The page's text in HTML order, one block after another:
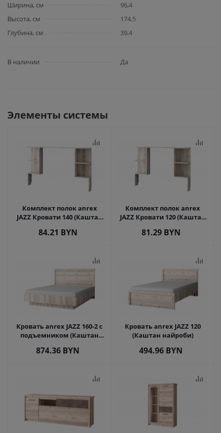
Ширина, см
96,4
Высота, см
174,5
Глубина, см
39,4
В наличии Да
Элементы системы
Комплект полок anrex
JAZZ Кровати 140 (Каштан
84.21 BYN
Комплект полок anrex
JAZZ Кровати 120 (Каштан
81.29BYN
Кровать anrex JAZZ 160-2 с
подъемником (Каштан
874.36 BYN
Кровать anrex JAZZ 120
(Каштан найроби)
494.96 BYN